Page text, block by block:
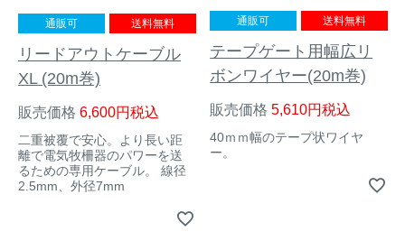
通販可 送料無料
リードアウトケーブル
XL (20m巻)
販売価格 6,600 税込
二重被覆で安心。より長い距
離で電気牧柵器のパワーを送
るための専用ケーブル。 線径
2.5mm、外径7mm
通販可 送料無料
テープゲート用幅広リ
ボンワイヤー(20m巻)
販売価格 5,610 税込
40ｍｍ幅のテープ状ワイヤ
ー。